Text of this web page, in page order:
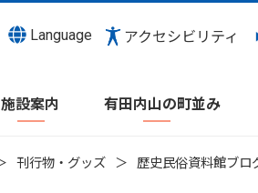
Language アクセシビリティ
施設案内 有田内山の町並み
刊行物・グッズ
歴史民俗資料館ブロ